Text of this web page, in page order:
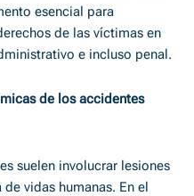
esencial para
de las víctimas en
e incluso penal.
de los accidentes
suelen involucrar lesiones
vidas humanas. En el